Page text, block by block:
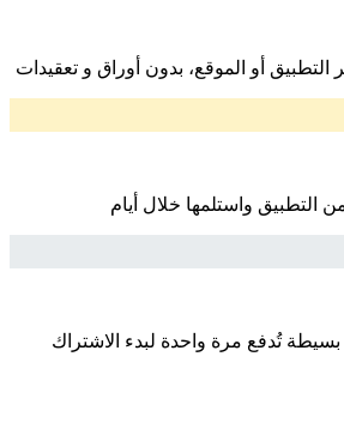
أو الموقع، بدون أوراق و تعقيدات
التطبيق واستلمها خلال أيام
تُدفع مرة واحدة لبدء الاشتراك